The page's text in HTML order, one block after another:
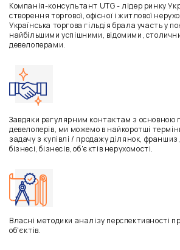
Компанія-консультант UTG - лідер ринку
створення торгової, офісної і житлової
Українська торгова гільдія брала участь у
найбільшими успішними, відомими,
девелоперами.
Завдяки регулярним контактам з основною
девелоперів, ми можемо в найкоротші
задачу з купівлі / продажу ділянок,
бізнесі, бізнесів, об'єктів нерухомості.
Власні методики аналізу перспективності
об'єктів.